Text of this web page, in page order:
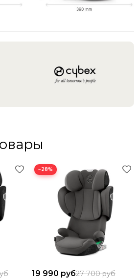
−28%
19 990 руб27 700 руб